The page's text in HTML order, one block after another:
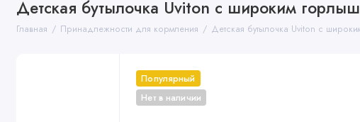
Детская бутылочка Uviton с широким
Главная Принадлежности для кормления Детская бутылочка Uviton с
Популярный
Нет в наличии